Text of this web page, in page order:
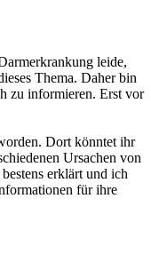
leide,
Thema. Daher bin
zu informieren. Erst vor
Dort könntet ihr
Ursachen von
erklärt und ich
für ihre